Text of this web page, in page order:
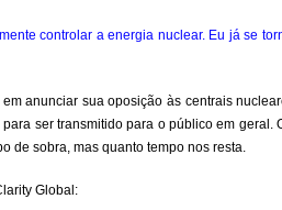
controlar a energia nuclear. Eu já se
anunciar sua oposição às centrais
ser transmitido para o público em
de sobra, mas quanto tempo nos resta.
Global: